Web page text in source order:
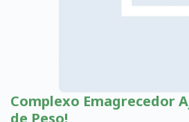
Complexo Emagrecedor
de Peso!